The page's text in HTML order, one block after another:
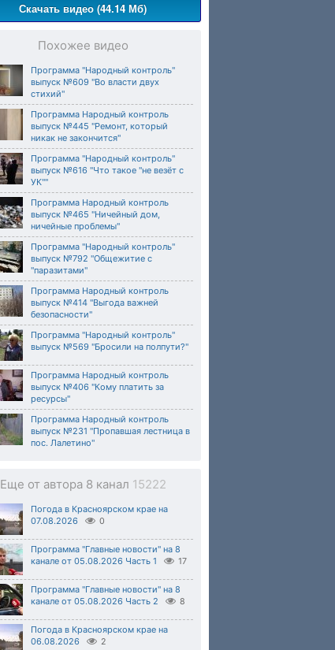
Скачать видео (44.14 Мб)
Похожее видео
Программа "Народный контроль"
выпуск №609 "Во власти двух
стихий"
Программа Народный контроль
выпуск №445 "Ремонт, который
никак не закончится"
Программа "Народный контроль"
выпуск №616 "Что такое "не везёт с
УК""
Программа Народный контроль
выпуск №465 "Ничейный дом,
ничейные проблемы"
Программа "Народный контроль"
выпуск №792 "Общежитие с
"паразитами"
Программа Народный контроль
выпуск №414 "Выгода важней
безопасности"
Программа "Народный контроль"
выпуск №569 "Бросили на полпути?"
Программа Народный контроль
выпуск №406 "Кому платить за
ресурсы"
Программа Народный контроль
выпуск №231 "Пропавшая лестница в
пос. Лалетино"
Еще от автора 8 канал 15222
Погода в Красноярском крае на
07.08.2026
0
Программа "Главные новости" на 8
канале от 05.08.2026 Часть 1
17
Программа "Главные новости" на 8
канале от 05.08.2026 Часть 2
8
Погода в Красноярском крае на
06.08.2026
2